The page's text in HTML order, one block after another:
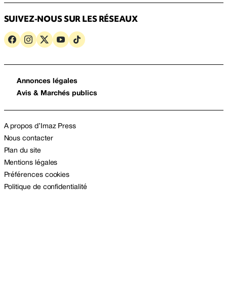
SUIVEZ-NOUS SUR LES RÉSEAUX
Annonces légales
Avis & Marchés publics
A propos d’Imaz Press
Nous contacter
Plan du site
Mentions légales
Préférences cookies
Politique de confidentialité